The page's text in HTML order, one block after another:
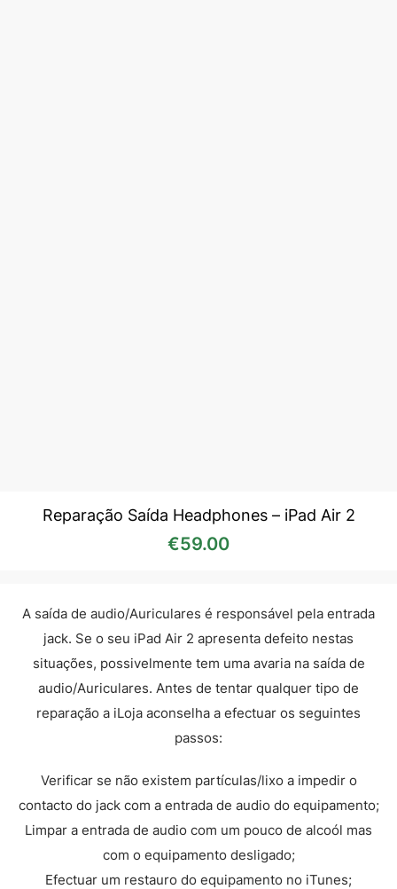
Reparação Saída Headphones – iPad Air 2
€59.00
A saída de audio/Auriculares é responsável pela entrada
jack. Se o seu iPad Air 2 apresenta defeito nestas
situações, possivelmente tem uma avaria na saída de
audio/Auriculares. Antes de tentar qualquer tipo de
reparação a iLoja aconselha a efectuar os seguintes
passos:
Verificar se não existem partículas/lixo a impedir o
contacto do jack com a entrada de audio do equipamento;
Limpar a entrada de audio com um pouco de alcoól mas
com o equipamento desligado;
Efectuar um restauro do equipamento no iTunes;